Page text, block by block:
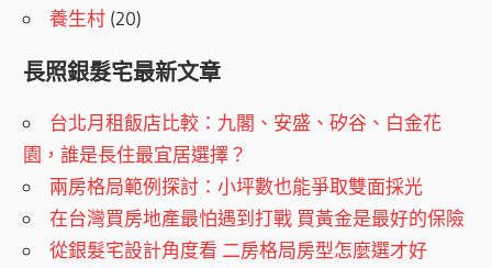
養生村 (20)
長照銀髮宅最新文章
台北月租飯店比較：九閣、安盛、矽谷、白金花
園，誰是長住最宜居選擇？
兩房格局範例探討：小坪數也能爭取雙面採光
在台灣買房地產最怕遇到打戰 買黃金是最好的保險
從銀髮宅設計角度看 二房格局房型怎麼選才好